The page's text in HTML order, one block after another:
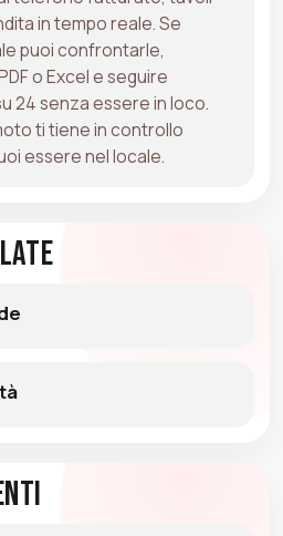
in tempo reale. Se
puoi confrontarle,
o Excel e seguire
24 senza essere in loco.
ti tiene in controllo
essere nel locale.